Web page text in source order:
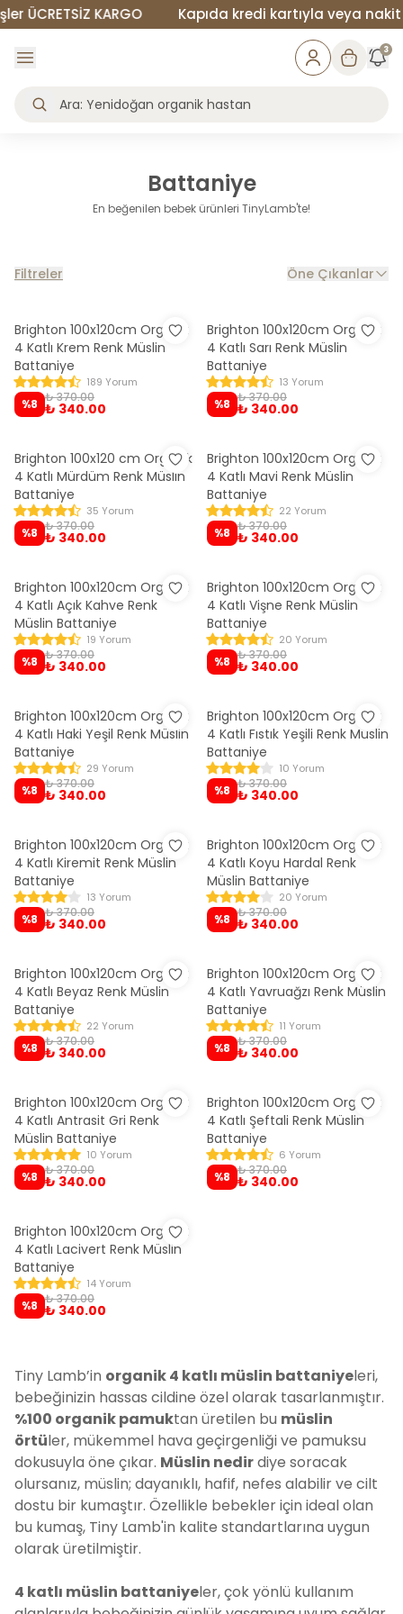
KARGO Kapıda kredi kartıyla veya nakit
3
Battaniye
En beğenilen bebek ürünleri TinyLamb'te!
Filtreler Öne Çıkanlar
Brighton 100x120cm Organik
4 Katlı Krem Renk Müslin
Battaniye
189 Yorum
%8 ₺ 370.00
₺ 340.00
Brighton 100x120cm Organik
4 Katlı Sarı Renk Müslin
Battaniye
13 Yorum
%8 ₺ 370.00
₺ 340.00
Brighton 100x120 cm Organik
4 Katlı Mürdüm Renk Müslin
Battaniye
35 Yorum
%8 ₺ 370.00
₺ 340.00
Brighton 100x120cm Organik
4 Katlı Mavi Renk Müslin
Battaniye
22 Yorum
%8 ₺ 370.00
₺ 340.00
Brighton 100x120cm Organik
4 Katlı Açık Kahve Renk
Müslin Battaniye
19 Yorum
%8 ₺ 370.00
₺ 340.00
Brighton 100x120cm Organik
4 Katlı Vişne Renk Müslin
Battaniye
20 Yorum
%8 ₺ 370.00
₺ 340.00
Brighton 100x120cm Organik
4 Katlı Haki Yeşil Renk Müslin
Battaniye
29 Yorum
%8 ₺ 370.00
₺ 340.00
Brighton 100x120cm Organik
4 Katlı Fıstık Yeşili Renk Müslin
Battaniye
10 Yorum
%8 ₺ 370.00
₺ 340.00
Brighton 100x120cm Organik
4 Katlı Kiremit Renk Müslin
Battaniye
13 Yorum
%8 ₺ 370.00
₺ 340.00
Brighton 100x120cm Organik
4 Katlı Koyu Hardal Renk
Müslin Battaniye
20 Yorum
%8 ₺ 370.00
₺ 340.00
Brighton 100x120cm Organik
4 Katlı Beyaz Renk Müslin
Battaniye
22 Yorum
%8 ₺ 370.00
₺ 340.00
Brighton 100x120cm Organik
4 Katlı Yavruağzı Renk Müslin
Battaniye
11 Yorum
%8 ₺ 370.00
₺ 340.00
Brighton 100x120cm Organik
4 Katlı Antrasit Gri Renk
Müslin Battaniye
10 Yorum
%8 ₺ 370.00
₺ 340.00
Brighton 100x120cm Organik
4 Katlı Şeftali Renk Müslin
Battaniye
6 Yorum
%8 ₺ 370.00
₺ 340.00
Brighton 100x120cm Organik
4 Katlı Lacivert Renk Müslin
Battaniye
14 Yorum
%8 ₺ 370.00
₺ 340.00
Tiny Lamb’in organik 4 katlı müslin battaniyeleri,
bebeğinizin hassas cildine özel olarak tasarlanmıştır.
%100 organik pamuktan üretilen bu müslin
örtüler, mükemmel hava geçirgenliği ve pamuksu
dokusuyla öne çıkar. Müslin nedirdiye soracak
olursanız, müslin; dayanıklı, hafif, nefes alabilir ve cilt
dostu bir kumaştır. Özellikle bebekler için ideal olan
bu kumaş, Tiny Lamb'in kalite standartlarına uygun
olarak üretilmiştir.
4 katlı müslin battaniyeler, çok yönlü kullanım